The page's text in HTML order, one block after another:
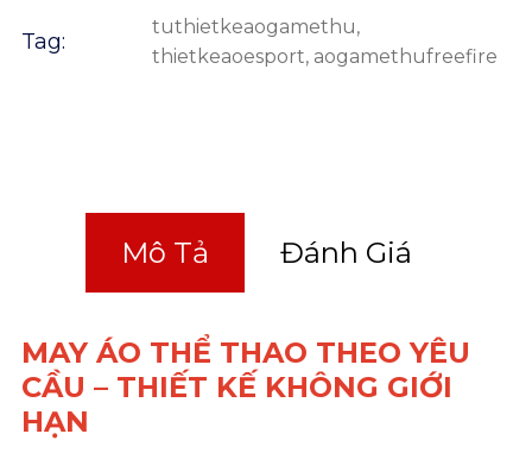
Tag:
tuthietkeaogamethu,
thietkeaoesport, aogamethufreefire
Mô Tả Đánh Giá
MAY ÁO THỂ THAO THEO YÊU
CẦU – THIẾT KẾ KHÔNG GIỚI
HẠN